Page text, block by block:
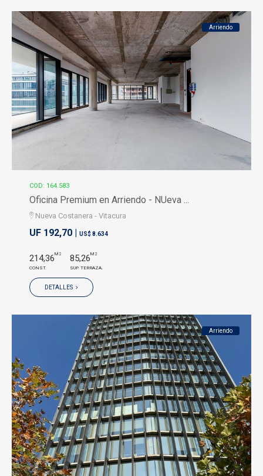
Arriendo
COD: 164.583
Oficina Premium en Arriendo - NUeva ...
Nueva Costanera - Vitacura
UF 192,70 | US$ 8.634
214,36M2
CONST.
85,26M2
SUP. TERRAZA.
DETALLES
Arriendo